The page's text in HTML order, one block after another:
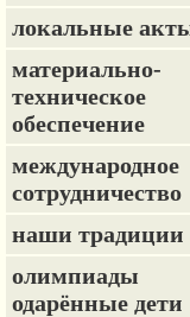
локальные
материально-
техническое
обеспечение
международное
сотрудничество
наши традиции
олимпиады
одарённые дети